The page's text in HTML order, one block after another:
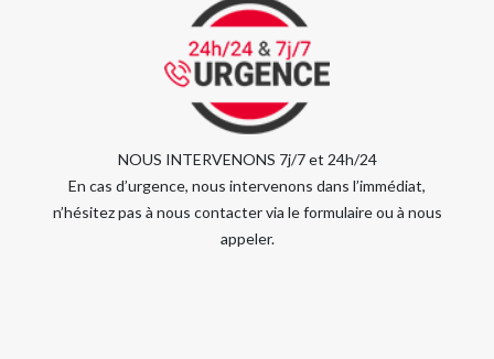
NOUS INTERVENONS 7j/7 et 24h/24
En cas d’urgence, nous intervenons dans l’immédiat,
n’hésitez pas à nous contacter via le formulaire ou à nous
appeler.